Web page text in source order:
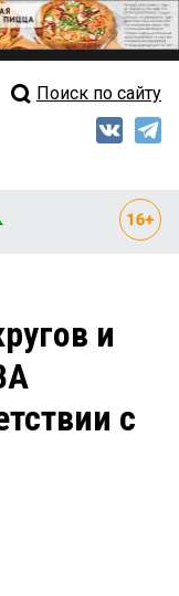
выпуск
Поиск по сайту
и
с